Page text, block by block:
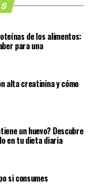
de los alimentos:
para una
alta creatinina y cómo
un huevo? Descubre
en tu dieta diaria
si consumes